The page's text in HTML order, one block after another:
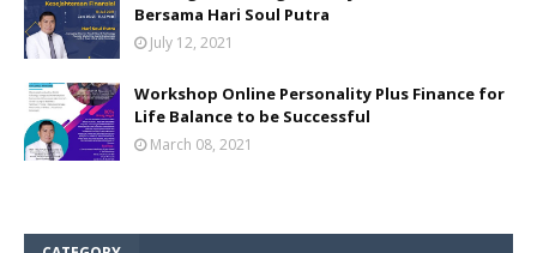
Bersama Hari Soul Putra
July 12, 2021
Workshop Online Personality Plus Finance for
Life Balance to be Successful
March 08, 2021